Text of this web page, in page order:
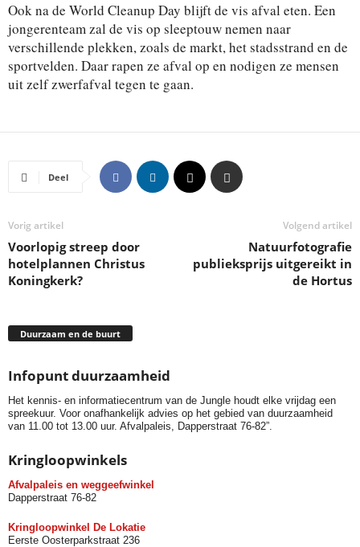
Ook na de World Cleanup Day blijft de vis afval eten. Een
jongerenteam zal de vis op sleeptouw nemen naar
verschillende plekken, zoals de markt, het stadsstrand en de
sportvelden. Daar rapen ze afval op en nodigen ze mensen
uit zelf zwerfafval tegen te gaan.
Deel
Vorig artikel
Voorlopig streep door
hotelplannen Christus
Koningkerk?
Volgend artikel
Natuurfotografie
publieksprijs uitgereikt in
de Hortus
Duurzaam en de buurt
Infopunt duurzaamheid
Het kennis- en informatiecentrum van de Jungle houdt elke vrijdag een
spreekuur. Voor onafhankelijk advies op het gebied van duurzaamheid
van 11.00 tot 13.00 uur. Afvalpaleis, Dapperstraat 76-82”.
Kringloopwinkels
Afvalpaleis en weggeefwinkel
Dapperstraat 76-82
Kringloopwinkel De Lokatie
Eerste Oosterparkstraat 236